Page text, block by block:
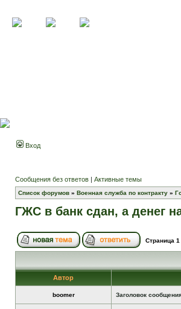
Вход
Сообщения без ответов | Активные темы
Список форумов » Военная служба по контракту »
ГЖС в банк сдан, а денег
Страница 1
Автор
boomer Заголовок